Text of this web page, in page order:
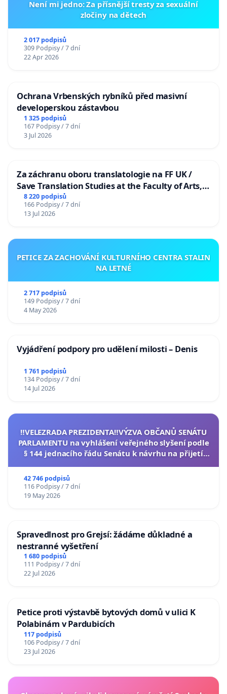
Není mi jedno: Za přísnější tresty za sexuální
zločiny na dětech
2 017 podpisů
309 Podpisy / 7 dní
22 Apr 2026
Ochrana Vrbenských rybníků před masivní
developerskou zástavbou
1 325 podpisů
167 Podpisy / 7 dní
3 Jul 2026
Za záchranu oboru translatologie na FF UK /
Save Translation Studies at the Faculty of Arts,
Charles University
8 220 podpisů
166 Podpisy / 7 dní
13 Jul 2026
PETICE ZA ZACHOVÁNÍ KULTURNÍHO CENTRA STALIN
NA LETNÉ
2 717 podpisů
149 Podpisy / 7 dní
4 May 2026
Vyjádření podpory pro udělení milosti – Denis
1 761 podpisů
134 Podpisy / 7 dní
14 Jul 2026
‼️VELEZRADA PREZIDENTA‼️VÝZVA OBČANŮ SENÁTU
PARLAMENTU na vyhlášení veřejného slyšení podle
§ 144 jednacího řádu Senátu k návrhu na přijetí
42 746 podpisů
116 Podpisy / 7 dní
19 May 2026
Spravedlnost pro Grejsí: žádáme důkladné a
nestranné vyšetření
1 680 podpisů
111 Podpisy / 7 dní
22 Jul 2026
Petice proti výstavbě bytových domů v ulici K
Polabinám v Pardubicích
117 podpisů
106 Podpisy / 7 dní
23 Jul 2026